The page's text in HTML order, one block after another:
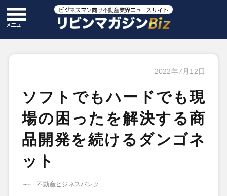
2022年7月12日
ソフトでもハードでも現
場の困ったを解決する商
品開発を続けるダンゴネ
ット
不動産ビジネスバンク